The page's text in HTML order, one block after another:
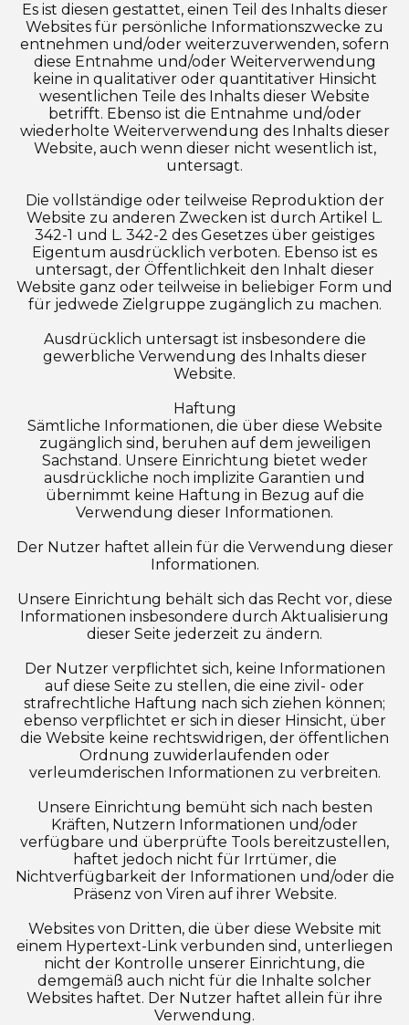
Es ist diesen gestattet, einen Teil des Inhalts dieser
Websites für persönliche Informationszwecke zu
entnehmen und/oder weiterzuverwenden, sofern
diese Entnahme und/oder Weiterverwendung
keine in qualitativer oder quantitativer Hinsicht
wesentlichen Teile des Inhalts dieser Website
betrifft. Ebenso ist die Entnahme und/oder
wiederholte Weiterverwendung des Inhalts dieser
Website, auch wenn dieser nicht wesentlich ist,
untersagt.
Die vollständige oder teilweise Reproduktion der
Website zu anderen Zwecken ist durch Artikel L.
342-1 und L. 342-2 des Gesetzes über geistiges
Eigentum ausdrücklich verboten. Ebenso ist es
untersagt, der Öffentlichkeit den Inhalt dieser
Website ganz oder teilweise in beliebiger Form und
für jedwede Zielgruppe zugänglich zu machen.
Ausdrücklich untersagt ist insbesondere die
gewerbliche Verwendung des Inhalts dieser
Website.
Haftung
Sämtliche Informationen, die über diese Website
zugänglich sind, beruhen auf dem jeweiligen
Sachstand. Unsere Einrichtung bietet weder
ausdrückliche noch implizite Garantien und
übernimmt keine Haftung in Bezug auf die
Verwendung dieser Informationen.
Der Nutzer haftet allein für die Verwendung dieser
Informationen.
Unsere Einrichtung behält sich das Recht vor, diese
Informationen insbesondere durch Aktualisierung
dieser Seite jederzeit zu ändern.
Der Nutzer verpflichtet sich, keine Informationen
auf diese Seite zu stellen, die eine zivil- oder
strafrechtliche Haftung nach sich ziehen können;
ebenso verpflichtet er sich in dieser Hinsicht, über
die Website keine rechtswidrigen, der öffentlichen
Ordnung zuwiderlaufenden oder
verleumderischen Informationen zu verbreiten.
Unsere Einrichtung bemüht sich nach besten
Kräften, Nutzern Informationen und/oder
verfügbare und überprüfte Tools bereitzustellen,
haftet jedoch nicht für Irrtümer, die
Nichtverfügbarkeit der Informationen und/oder die
Präsenz von Viren auf ihrer Website.
Websites von Dritten, die über diese Website mit
einem Hypertext-Link verbunden sind, unterliegen
nicht der Kontrolle unserer Einrichtung, die
demgemäß auch nicht für die Inhalte solcher
Websites haftet. Der Nutzer haftet allein für ihre
Verwendung.